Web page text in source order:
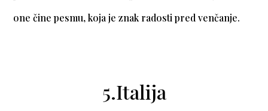
one čine pesmu, koja je znak radosti pred venčanje.
5.Italija